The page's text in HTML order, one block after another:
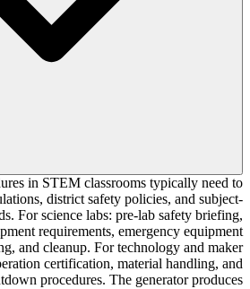
in STEM classrooms typically need to
district safety policies, and subject-
For science labs: pre-lab safety briefing,
requirements, emergency equipment
and cleanup. For technology and maker
certification, material handling, and
procedures. The generator produces